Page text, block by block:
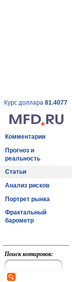
Курс доллара 81.4077
Комментарии
Прогноз и
реальность
Статьи
Анализ рисков
Портрет рынка
Фрактальный
барометр
Поиск котировок: